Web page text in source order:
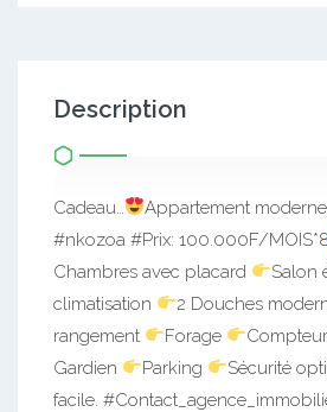
Description
Cadeau…
Appartement
#nkozoa #Prix: 100.000F/
Chambres avec placard
Salon
climatisation
2 Douches
rangement
Forage
Gardien
Parking Sécurité
facile.